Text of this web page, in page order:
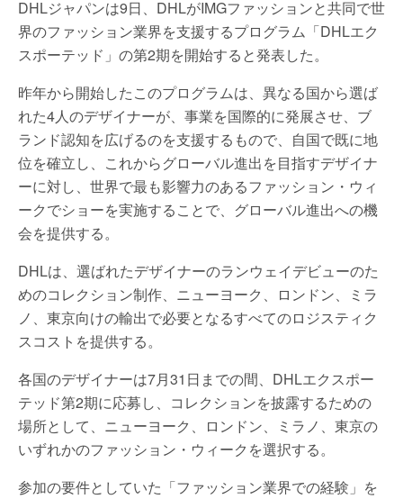
DHLジャパンは9日、DHLがIMGファッションと共同で世
界のファッション業界を支援するプログラム「DHLエク
スポーテッド」の第2期を開始すると発表した。
昨年から開始したこのプログラムは、異なる国から選ば
れた4人のデザイナーが、事業を国際的に発展させ、ブ
ランド認知を広げるのを支援するもので、自国で既に地
位を確立し、これからグローバル進出を目指すデザイナ
ーに対し、世界で最も影響力のあるファッション・ウィ
ークでショーを実施することで、グローバル進出への機
会を提供する。
DHLは、選ばれたデザイナーのランウェイデビューのた
めのコレクション制作、ニューヨーク、ロンドン、ミラ
ノ、東京向けの輸出で必要となるすべてのロジスティク
スコストを提供する。
各国のデザイナーは7月31日までの間、DHLエクスポー
テッド第2期に応募し、コレクションを披露するための
場所として、ニューヨーク、ロンドン、ミラノ、東京の
いずれかのファッション・ウィークを選択する。
参加の要件としていた「ファッション業界での経験」を